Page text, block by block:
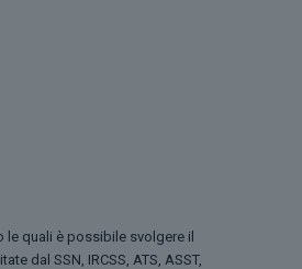
quali è possibile svolgere il
dal SSN, IRCSS, ATS, ASST,